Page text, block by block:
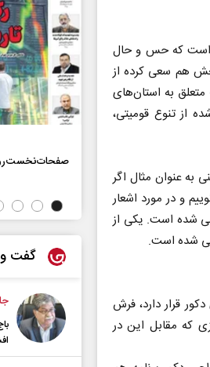
است که حس و حال
هم سعی کرده از
متعلق به استان‌های
از تنوع قومیتی،
به عنوان مثال اگر
و در مورد اشعار
شده است. یکی از
شده است.
قرار دارد، فرش
که مقابل این در
۳ مردادماه
صفحات‌نخست‌روزنامه
گفت